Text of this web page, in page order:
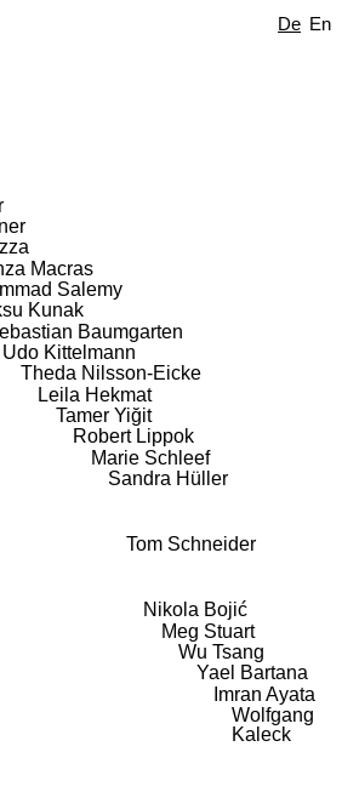
De En
Macras
Salemy
Kunak
Baumgarten
Udo Kittelmann
Theda Nilsson-Eicke
Leila Hekmat
Tamer Yiğit
Robert Lippok
Marie Schleef
Sandra Hüller
Tom Schneider
Nikola Bojić
Meg Stuart
Wu Tsang
Yael Bartana
Imran Ayata
Wolfgang
Kaleck